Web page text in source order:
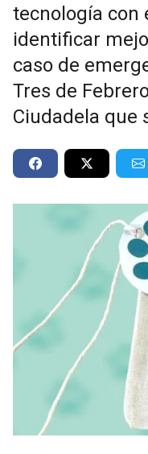
tecnología con
identificar
caso de
Tres de
Ciudadela que